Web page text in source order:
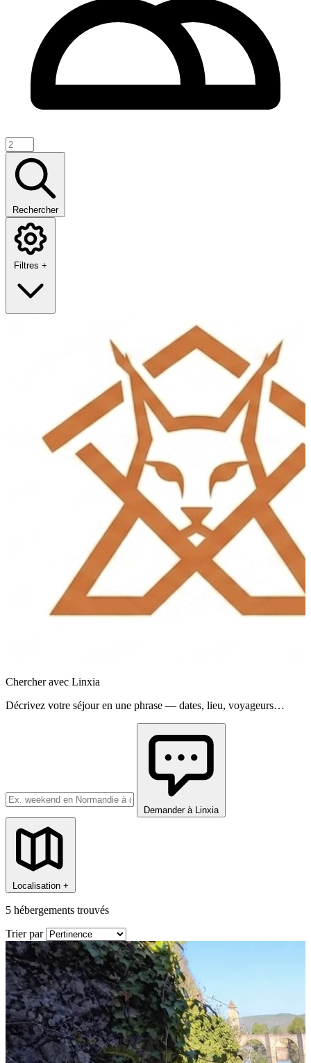
Rechercher
Filtres +
Chercher avec Linxia
Décrivez votre séjour en une phrase — dates, lieu, voyageurs…
Demander à Linxia
Localisation +
5 hébergements trouvés
Trier par